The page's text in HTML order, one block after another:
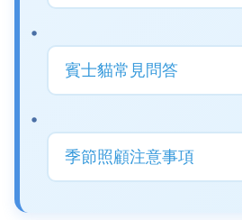
賓士貓常見問答
季節照顧注意事項